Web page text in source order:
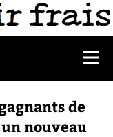
de
nouveau